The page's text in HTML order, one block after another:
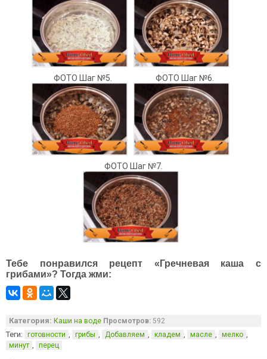
ФОТО Шаг №5. ФОТО Шаг №6.
ФОТО Шаг №7.
Тебе понравился рецепт «Гречневая каша с
грибами»? Тогда жми:
Категория: Каши на воде Просмотров: 592
Теги: готовности , грибы , Добавляем , кладем , масле , мелко ,
минут , перец